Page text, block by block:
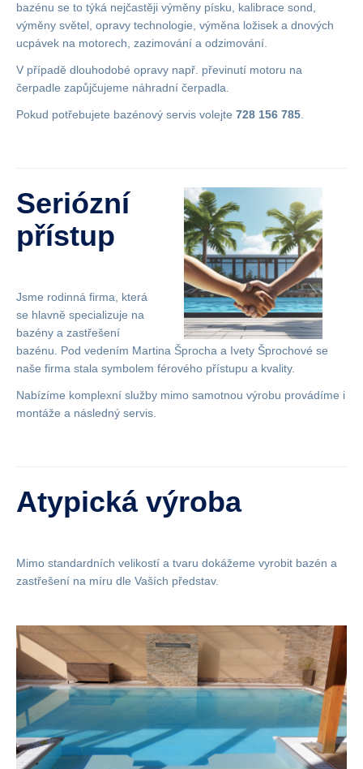
bazénu se to týká nejčastěji výměny písku, kalibrace sond,
výměny světel, opravy technologie, výměna ložisek a dnových
ucpávek na motorech, zazimování a odzimování.
V případě dlouhodobé opravy např. převinutí motoru na
čerpadle zapůjčujeme náhradní čerpadla.
Pokud potřebujete bazénový servis volejte 728 156 785
Seriózní
přístup
Jsme rodinná firma, která
se hlavně specializuje na
bazény a zastřešení
bazénu. Pod vedením Martina Šprocha a Ivety Šprochové se
naše firma stala symbolem férového přístupu a kvality.
Nabízíme komplexní služby mimo samotnou výrobu provádíme i
montáže a následný servis.
Atypická výroba
Mimo standardních velikostí a tvaru dokážeme vyrobit bazén a
zastřešení na míru dle Vaších představ.